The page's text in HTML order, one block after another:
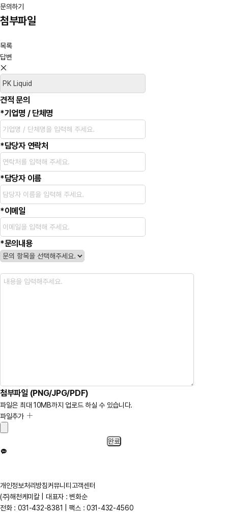
문의하기
첨부파일
목록
답변
견적 문의
*기업명 / 단체명
*담당자 연락처
*담당자 이름
*이메일
*문의내용
첨부파일 (PNG/JPG/PDF)
파일은 최대 10MB까지 업로드 하실 수 있습니다.
파일추가
개인정보처리방침커뮤니티고객센터
(주)해천케미칼 | 대표자 : 변화순
전화 : 031-432-8381 | 팩스 : 031-432-4560